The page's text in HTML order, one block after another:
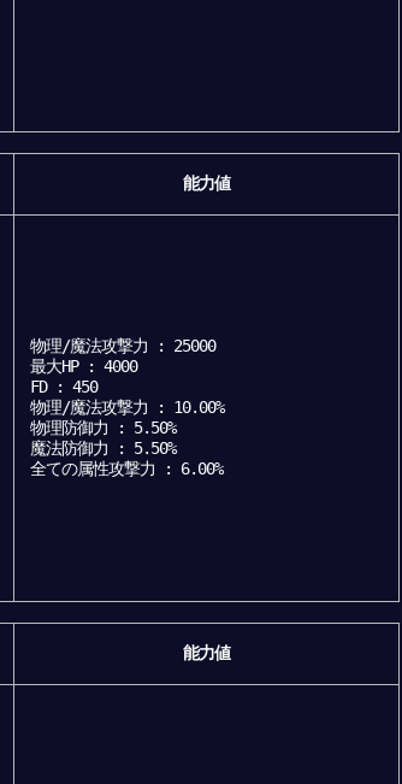
能力値
物理/魔法攻撃力 : 25000
最大HP : 4000
FD : 450
物理/魔法攻撃力 : 10.00%
物理防御力 : 5.50%
魔法防御力 : 5.50%
全ての属性攻撃力 : 6.00%
能力値